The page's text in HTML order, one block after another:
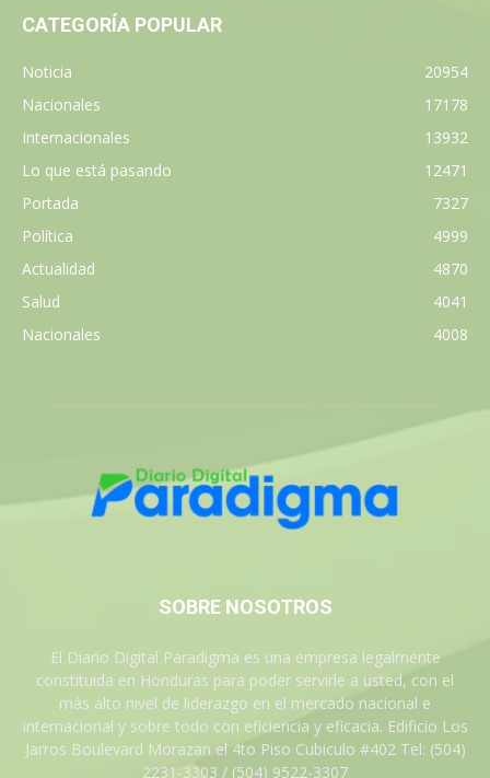
CATEGORÍA POPULAR
Noticia
20954
Nacionales
17178
Internacionales
13932
Lo que está pasando
12471
Portada
7327
Política
4999
Actualidad
4870
Salud
4041
Nacionales
4008
SOBRE NOSOTROS
El Diario Digital Paradigma es una empresa legalmente
constituida en Honduras para poder servirle a usted, con el
más alto nivel de liderazgo en el mercado nacional e
internacional y sobre todo con eficiencia y eficacia. Edificio Los
Jarros Boulevard Morazan el 4to Piso Cubiculo #402 Tel: (504)
2231-3303 / (504) 9522-3307